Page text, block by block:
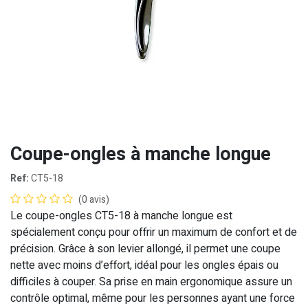
Coupe-ongles à manche longue
Ref:CT5-18
(0 avis)
Le coupe-ongles CT5-18 à manche longue est
spécialement conçu pour offrir un maximum de confort et de
précision. Grâce à son levier allongé, il permet une coupe
nette avec moins d’effort, idéal pour les ongles épais ou
difficiles à couper. Sa prise en main ergonomique assure un
contrôle optimal, même pour les personnes ayant une force